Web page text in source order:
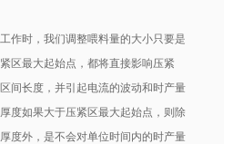
作时，我们调整喂料量的大小只要是
区最大起始点，都将直接影响压紧
间长度，并引起电流的波动和时产量
度如果大于压紧区最大起始点，则除
度外，是不会对单位时间内的时产量